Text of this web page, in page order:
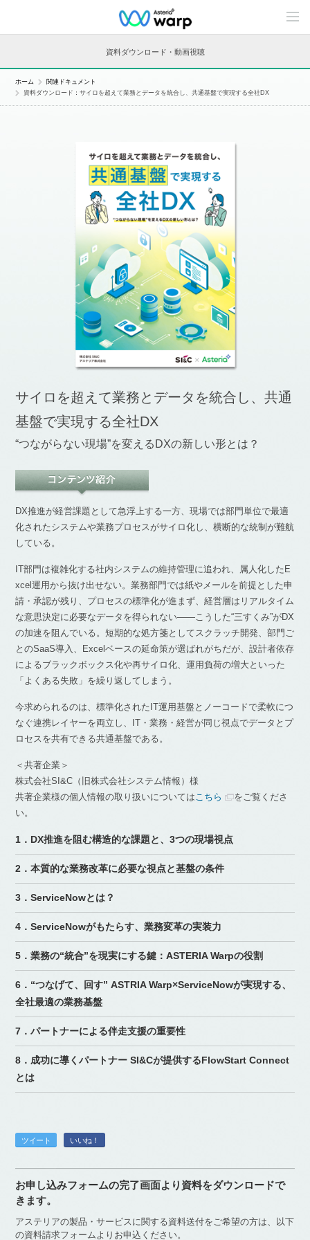
C
n
n
資料ダウンロード・動画視聴
ホーム
関連ドキュメント
資料ダウンロード：サイロを超えて業務とデータを統合し、共通基盤で実現する全社DX
サイロを超えて業務とデータを統合し、共通
基盤で実現する全社DX
“つながらない現場”を変えるDXの新しい形とは？
DX推進が経営課題として急浮上する一方、現場では部門単位で最適
化されたシステムや業務プロセスがサイロ化し、横断的な統制が難航
している。
IT部門は複雑化する社内システムの維持管理に追われ、属人化したE
xcel運用から抜け出せない。業務部門では紙やメールを前提とした申
請・承認が残り、プロセスの標準化が進まず、経営層はリアルタイム
な意思決定に必要なデータを得られない――こうした“三すくみ”がDX
の加速を阻んでいる。短期的な処方箋としてスクラッチ開発、部門ご
とのSaaS導入、Excelベースの延命策が選ばれがちだが、設計者依存
によるブラックボックス化や再サイロ化、運用負荷の増大といった
「よくある失敗」を繰り返してしまう。
今求められるのは、標準化されたIT運用基盤とノーコードで柔軟につ
なぐ連携レイヤーを両立し、IT・業務・経営が同じ視点でデータとプ
ロセスを共有できる共通基盤である。
＜共著企業＞
株式会社SI&C（旧株式会社システム情報）様
共著企業様の個人情報の取り扱いについては こちら
をご覧くださ
い。
1．DX推進を阻む構造的な課題と、3つの現場視点
2．本質的な業務改革に必要な視点と基盤の条件
3．ServiceNowとは？
4．ServiceNowがもたらす、業務変革の実装力
5．業務の“統合”を現実にする鍵：ASTERIA Warpの役割
6．“つなげて、回す” ASTRIA Warp×ServiceNowが実現する、
全社最適の業務基盤
7．パートナーによる伴走支援の重要性
8．成功に導くパートナー SI&Cが提供するFlowStart Connect
とは
ツイート いいね！
お申し込みフォームの完了画面より資料をダウンロードで
きます。
アステリアの製品・サービスに関する資料送付をご希望の方は、以下
の資料請求フォームよりお申込ください。